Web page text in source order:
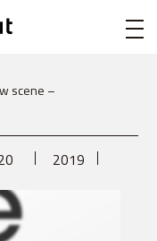
digmeout
scene –
2019